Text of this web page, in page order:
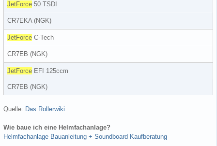
JetForce 50 TSDI
CR7EKA (NGK)
JetForce C-Tech
CR7EB (NGK)
JetForce EFI 125ccm
CR7EB (NGK)
Quelle: Das Rollerwiki
Wie baue ich eine Helmfachanlage?
Helmfachanlage Bauanleitung + Soundboard Kaufberatung